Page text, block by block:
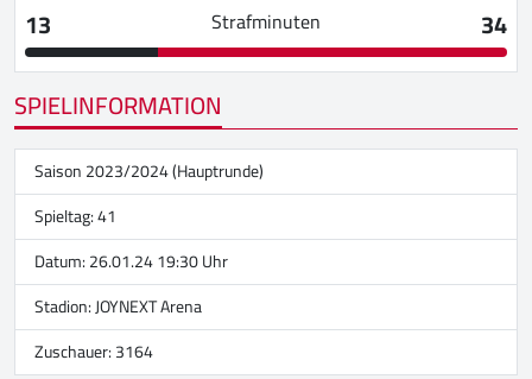
13
Strafminuten
34
SPIELINFORMATION
Saison 2023/2024 (Hauptrunde)
Spieltag: 41
Datum: 26.01.24 19:30 Uhr
Stadion:JOYNEXT Arena
Zuschauer: 3164